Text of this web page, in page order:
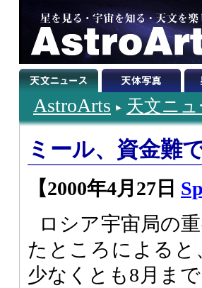
AstroArts 天文ニュ
ミール、資金難
【2000年4月27日
ロシア宇宙局の
たところによると
少なくとも8月ま